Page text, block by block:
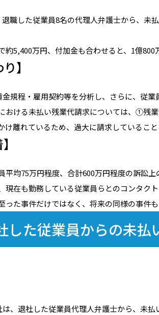
職した従業員8名の代理人弁護士から、
5,400万円、付加金も合わせると、1億800
】
規程・雇用契約等を分析し、さらに、従業
おける未払い残業代請求については、①残
離れているため、過大に請求していること
平均75万円程度、合計600万円程度の訴訟上
現在も勤務している従業員らとのコンタク
った事件だけではなく、将来の同様の事件
した従業員からの未払
、退社した従業員代理人弁護士から、未